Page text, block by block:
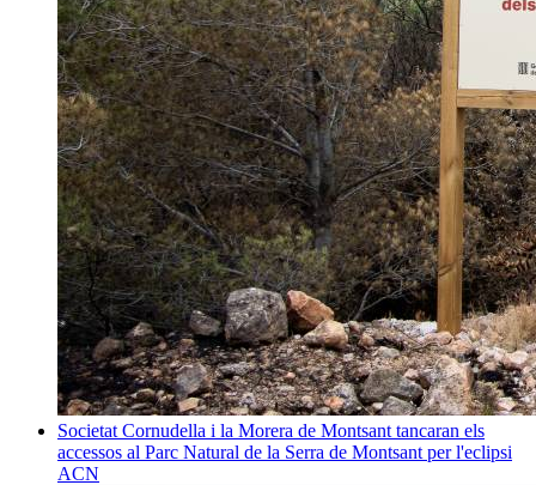
Societat Cornudella i la Morera de Montsant tancaran els
accessos al Parc Natural de la Serra de Montsant per l'eclipsi
ACN